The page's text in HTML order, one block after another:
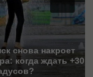
снова накроет
когда ждать +30